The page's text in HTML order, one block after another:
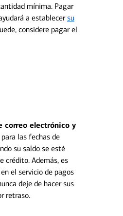
mínima. Pagar
a establecersu
considere pagar el
correo electrónico y
las fechas de
su saldo se esté
crédito. Además, es
el servicio de pagos
deje de hacer sus
retraso.